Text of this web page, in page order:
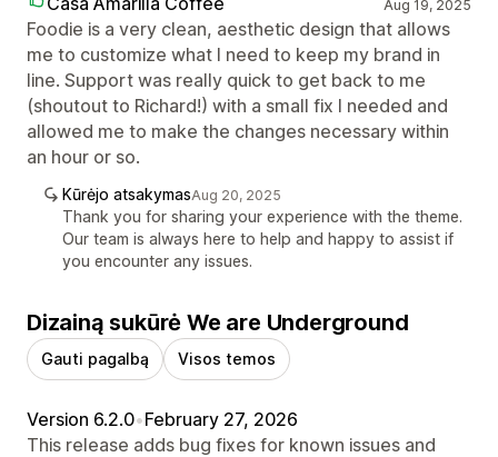
Aug 19, 2025
Foodie is a very clean, aesthetic design that allows
me to customize what I need to keep my brand in
line. Support was really quick to get back to me
(shoutout to Richard!) with a small fix I needed and
allowed me to make the changes necessary within
an hour or so.
Kūrėjo atsakymasAug 20, 2025
Thank you for sharing your experience with the theme.
Our team is always here to help and happy to assist if
you encounter any issues.
Dizainą sukūrė We are Underground
Gauti pagalbą Visos temos
Version 6.2.0•February 27, 2026
This release adds bug fixes for known issues and